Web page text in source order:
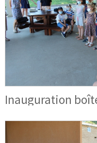
Inauguration